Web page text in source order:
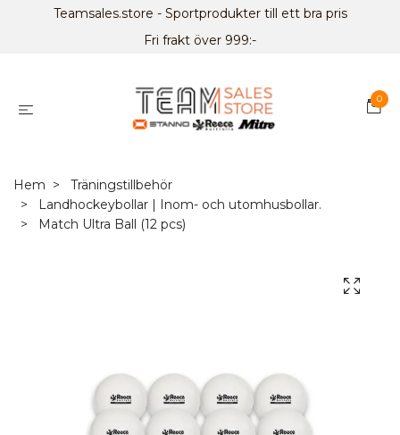
Teamsales.store - Sportprodukter till ett bra pris
Fri frakt över 999:-
0
Hem
Träningstillbehör
Landhockeybollar | Inom- och utomhusbollar.
Match Ultra Ball (12 pcs)